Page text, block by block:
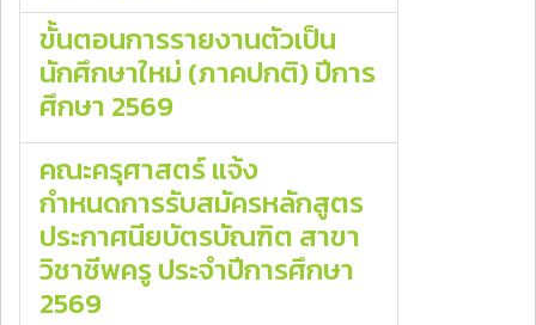
ขั้นตอนการรายงานตัวเป็น
นักศึกษาใหม่ (ภาคปกติ) ปีการ
ศึกษา 2569
คณะครุศาสตร์ แจ้ง
กำหนดการรับสมัครหลักสูตร
ประกาศนียบัตรบัณฑิต สาขา
วิชาชีพครู ประจำปีการศึกษา
2569